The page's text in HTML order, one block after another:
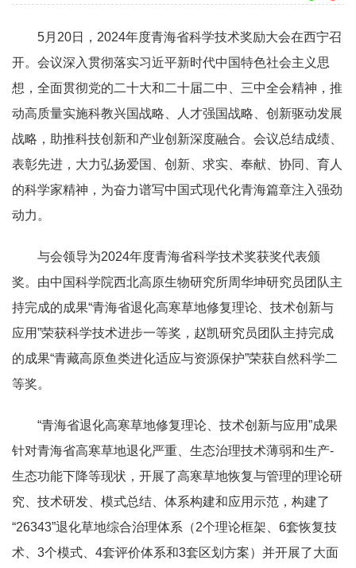
5月20日，2024年度青海省科学技术奖励大会在西宁召
开。会议深入贯彻落实习近平新时代中国特色社会主义思
想，全面贯彻党的二十大和二十届二中、三中全会精神，推
动高质量实施科教兴国战略、人才强国战略、创新驱动发展
战略，助推科技创新和产业创新深度融合。会议总结成绩、
表彰先进，大力弘扬爱国、创新、求实、奉献、协同、育人
的科学家精神，为奋力谱写中国式现代化青海篇章注入强劲
动力。
与会领导为2024年度青海省科学技术奖获奖代表颁
奖。由中国科学院西北高原生物研究所周华坤研究员团队主
持完成的成果“青海省退化高寒草地修复理论、技术创新与
应用”荣获科学技术进步一等奖，赵凯研究员团队主持完成
的成果“青藏高原鱼类进化适应与资源保护”荣获自然科学二
等奖。
“青海省退化高寒草地修复理论、技术创新与应用”成果
针对青海省高寒草地退化严重、生态治理技术薄弱和生产-
生态功能下降等现状，开展了高寒草地恢复与管理的理论研
究、技术研发、模式总结、体系构建和应用示范，构建了
“26343”退化草地综合治理体系（2个理论框架、6套恢复技
术、3个模式、4套评价体系和3套区划方案）并开展了大面